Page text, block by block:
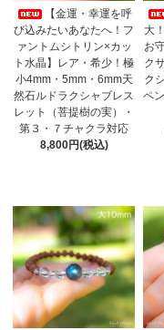
【金運・幸運を呼
び込みたいあなたへ！フ
ァントムシトリン×カッ
ト水晶】レア・希少！極
小4mm・5mm・6mm天
然石ルドラクシャブレス
レット（菩提樹の実）・
第３・７チャクラ対応
8,800円(税込)
大
お
ク
ク
ペ